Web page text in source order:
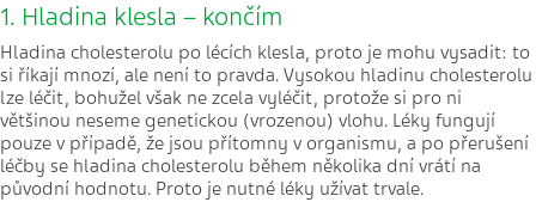
1. Hladina klesla – končím
Hladina cholesterolu po lécích klesla, proto je mohu vysadit: to
si říkají mnozí, ale není to pravda. Vysokou hladinu cholesterolu
lze léčit, bohužel však ne zcela vyléčit, protože si pro ni
většinou neseme genetickou (vrozenou) vlohu. Léky fungují
pouze v případě, že jsou přítomny v organismu, a po přerušení
léčby se hladina cholesterolu během několika dní vrátí na
původní hodnotu. Proto je nutné léky užívat trvale.